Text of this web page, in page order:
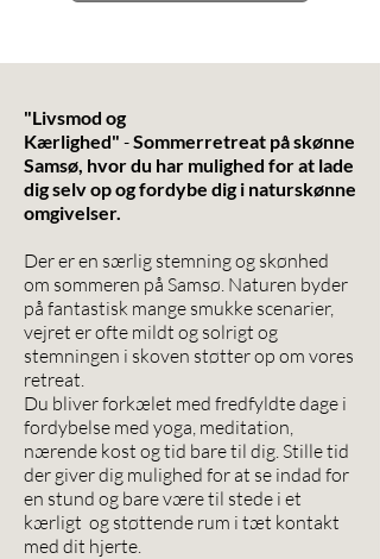
"Livsmod og
Kærlighed" -Sommerretreat på skønne
Samsø, hvor du har mulighed for at lade
dig selv op og fordybe dig i naturskønne
omgivelser.
Der er en særlig stemning og skønhed
om sommeren på Samsø. Naturen byder
på fantastisk mange smukke scenarier,
vejret er ofte mildt og solrigt og
stemningen i skoven støtter op om vores
retreat.
Du bliver forkælet med fredfyldte dage i
fordybelse med yoga, meditation,
nærende kost og tid bare til dig. Stille tid
der giver dig mulighed for at se indad for
en stund og bare være til stede i et
kærligt og støttende rum i tæt kontakt
med dit hjerte.